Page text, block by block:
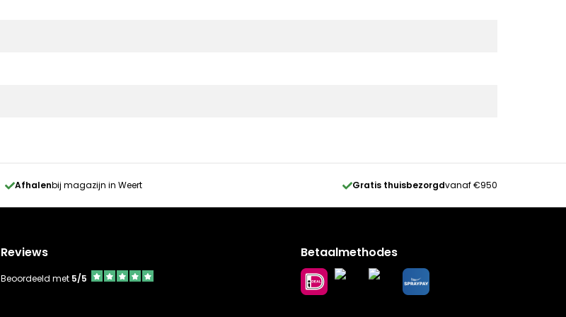
Afhalenbij magazijn in Weert Gratis thuisbezorgdvanaf €950
Reviews
Beoordeeld met 5/5
Betaalmethodes